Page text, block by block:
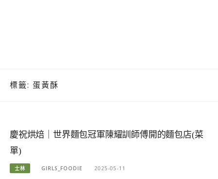
標籤: 蛋黃酥
慶祝烘焙｜世界麵包冠軍陳耀訓師傅開的麵包店(菜
單)
士林 GIRLS_FOODIE 2025-05-11